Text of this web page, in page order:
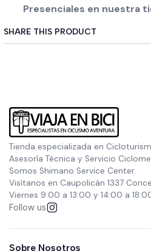
Presenciales en nuestra
SHARE THIS PRODUCT
Tienda especializada en
Asesoría Técnica y Servicio
Somos Shimano Service Center.
Visítanos en Caupolicán 1337
Viernes 9:00 a 13:00 y 14:00 a
Follow us
Sobre Nosotros